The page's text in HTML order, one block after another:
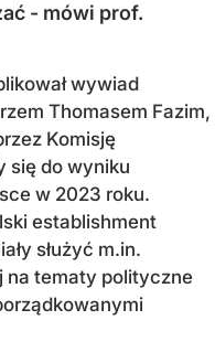
- mówi prof.
wywiad
Thomasem Fazim,
Komisję
się do wyniku
w 2023 roku.
establishment
służyć m.in.
na tematy polityczne